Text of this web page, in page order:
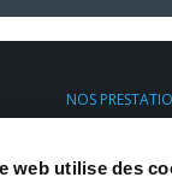
web utilise des
NOS
Transport